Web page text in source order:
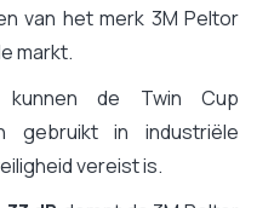
van het merk 3M Peltor
markt.
kunnen de Twin Cup
gebruikt in industriële
vereist is.